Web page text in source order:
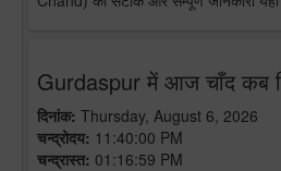
Gurdaspur में आज चाँद कब
दिनांक: Thursday, August 6, 2026
चन्द्रोदय: 11:40:00 PM
चन्द्रास्त: 01:16:59 PM